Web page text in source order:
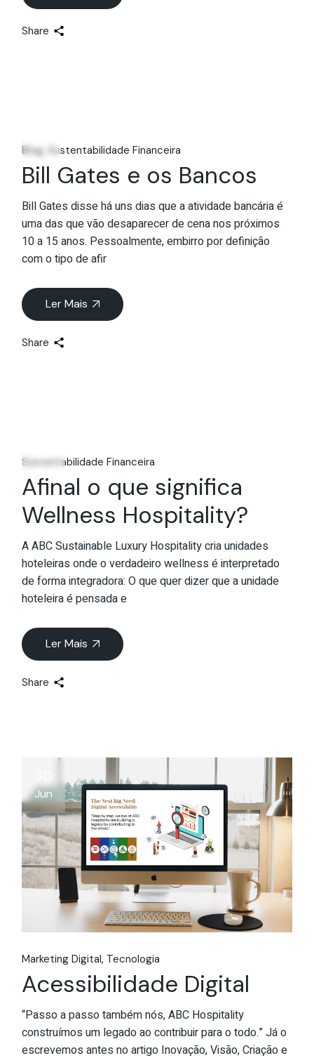
Share
Blog Sustentabilidade Financeira
Bill Gates e os Bancos
Bill Gates disse há uns dias que a atividade bancária é
uma das que vão desaparecer de cena nos próximos
10 a 15 anos. Pessoalmente, embirro por definição
com o tipo de afir
Ler Mais
Share
Sustentabilidade Financeira
Afinal o que significa
Wellness Hospitality?
A ABC Sustainable Luxury Hospitality cria unidades
hoteleiras onde o verdadeiro wellness é interpretado
de forma integradora: O que quer dizer que a unidade
hoteleira é pensada e
Ler Mais
Share
Jun
Marketing Digital Tecnologia
Acessibilidade Digital
“Passo a passo também nós, ABC Hospitality
construímos um legado ao contribuir para o todo.” Já o
escrevemos antes no artigo Inovação, Visão, Criação e